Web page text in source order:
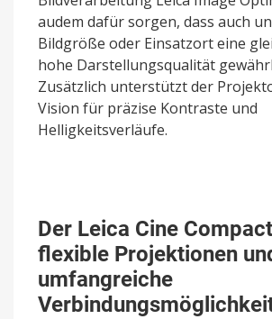
audem dafür sorgen, dass auch
Bildgröße oder Einsatzort eine
hohe Darstellungsqualität
Zusätzlich unterstützt der
Vision für präzise Kontraste und
Helligkeitsverläufe.
Der Leica Cine
flexible Projektionen
umfangreiche